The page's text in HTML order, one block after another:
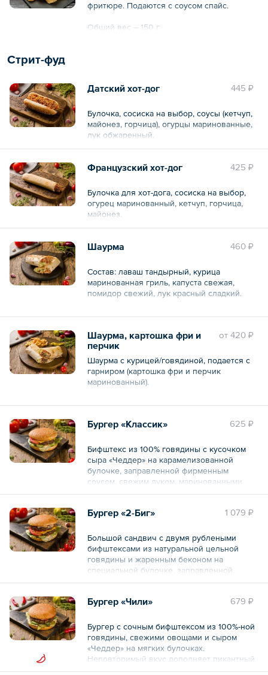
фритюре. Подаются с соусом спайс.
Общий вес – 150 г
Стрит-фуд
445 ₽
Датский хот-дог
Булочка, сосиска на выбор, соусы (кетчуп,
майонез, горчица), огурцы маринованные,
лук обжаренный.
425 ₽
Французский хот-дог
Булочка для хот-дога, сосиска на выбор,
огурец маринованный, кетчуп, горчица,
майонез.
460 ₽
Шаурма
Состав: лаваш тандырный, курица
маринованная гриль, капуста свежая,
помидор свежий, лук красный сладкий.
Выбирайте свой вариант шаурмы:
— На медово‑горчичном соусе;
— На соусе барбекю;
— Мексиканская — с острым томатным
соусом, перцем халапеньо и
консервированной кукурузой.
oт 420 ₽
Шаурма, картошка фри и
перчик
Шаурма с курицей/говядиной, подается с
гарниром (картошка фри и перчик
маринованный).
Состав: лаваш, филе куриное/фарш
маринованный, капуста, соус чесночный,
625 ₽
Бургер «Классик»
Бифштекс из 100% говядины с кусочком
сыра «Чеддер» на карамелизованной
булочке, заправленной фирменным
соусом, свежим луком, маринованными
огурчиками, свежим салатом, ломтиком
1 079 ₽
Бургер «2-Биг»
Большой сандвич с двумя рублеными
бифштексами из натуральной цельной
говядины и жаренным беконом на
специальной булочке, заправленной
луком, маринованными огурчиками,
и специальным соусом.
Общий вес – 445 г
679 ₽
Бургер «Чили»
Бургер с сочным бифштексом из 100%-ной
говядины, свежими овощами и сыром
«Чеддер» на мягких булочках.
Неповторимый вкус дополняет пикантный
соус с перцем халапеньо, который